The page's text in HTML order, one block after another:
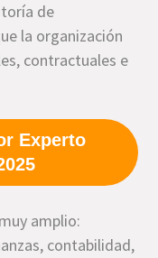
de
la organización
contractuales e
Experto
amplio:
contabilidad,